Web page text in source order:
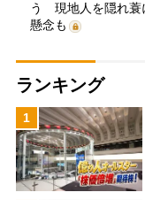
う 現地人を隠れ蓑
懸念も
ランキング
1